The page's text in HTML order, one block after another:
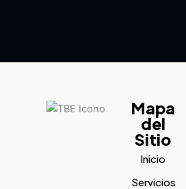
Mapa
del
Sitio
Inicio
Servicios